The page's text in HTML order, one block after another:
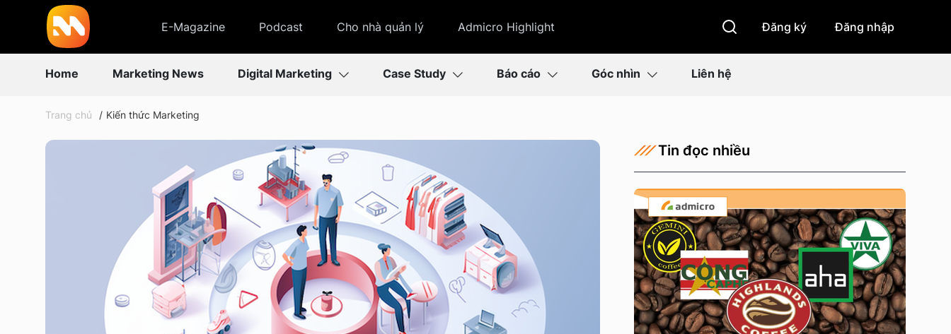
E-Magazine Podcast Cho nhà quản lý Admicro Highlight Đăng ký Đăng nhập
Home Marketing News Digital Marketing Case Study Báo cáo Góc nhìn Liên hệ
Trang chủ Kiến thức Marketing
Tin đọc nhiều